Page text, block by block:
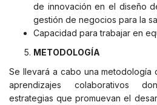
de innovación en el diseño
gestión de negocios para la
Capacidad para trabajar en
METODOLOGÍA
Se llevará a cabo una metodología
aprendizajes colaborativos
estrategias que promuevan el